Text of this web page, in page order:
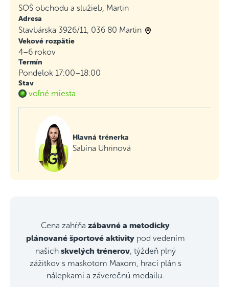
SOŠ obchodu a služieb, Martin
Adresa
Stavbárska 3926/11, 036 80 Martin
Vekové rozpätie
4–6 rokov
Termín
Pondelok 17:00–18:00
Stav
voľné miesta
Hlavná trénerka
Sabína Uhrinová
Cena zahŕňa zábavné a metodicky
plánované športové aktivitypod vedením
našich skvelých trénerov, týždeň plný
zážitkov s maskotom Maxom, hrací plán s
nálepkami a záverečnú medailu.